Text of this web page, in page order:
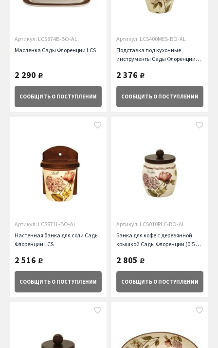
Артикул: LCS874B-BO-AL
Масленка Сады Флоренции LCS
2 290 руб.
СООБЩИТЬ О ПОСТУПЛЕНИИ
Артикул: LCS400MES-BO-AL
Подставка под кухонные
инструменты Сады Флоренции
2 376 руб.
СООБЩИТЬ О ПОСТУПЛЕНИИ
Артикул: LCS871L-BO-AL
Настенная банка для соли Сады
Флоренции LCS
2 516 руб.
СООБЩИТЬ О ПОСТУПЛЕНИИ
Артикул: LCS010PLC-BO-AL
Банка для кофе с деревянной
крышкой Сады Флоренции (0.5 л)
2 805 руб.
СООБЩИТЬ О ПОСТУПЛЕНИИ